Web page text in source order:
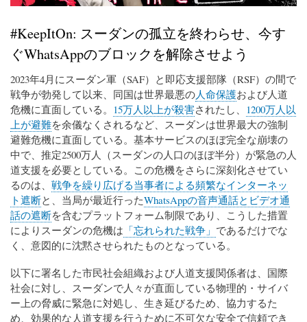
#KeepItOn: スーダンの孤立を終わらせ、今す
ぐWhatsAppのブロックを解除させよう
2023年4月にスーダン軍（SAF）と即応支援部隊（RSF）の間で
戦争が勃発して以来、同国は世界最悪の人命保護および人道
危機に直面している。 15万人以上が殺害されたし、 1200万人以
上が避難を余儀なくされるなど、スーダンは世界最大の強制
避難危機に直面している。基本サービスのほぼ完全な崩壊の
中で、推定2500万人（スーダンの人口のほぼ半分）が緊急の人
道支援を必要としている。この危機をさらに深刻化させてい
るのは、 戦争を繰り広げる当事者による頻繁なインターネッ
ト遮断と、当局が最近行ったWhatsAppの音声通話とビデオ通
話の遮断を含むプラットフォーム制限であり、こうした措置
によりスーダンの危機は 「忘れられた戦争」 であるだけでな
く、意図的に沈黙させられたものとなっている。
以下に署名した市民社会組織および人道支援関係者は、国際
社会に対し、スーダンで人々が直面している物理的・サイバ
ー上の脅威に緊急に対処し、生き延びるため、協力するた
め、効果的な人道支援を行うために不可欠な安全で信頼でき